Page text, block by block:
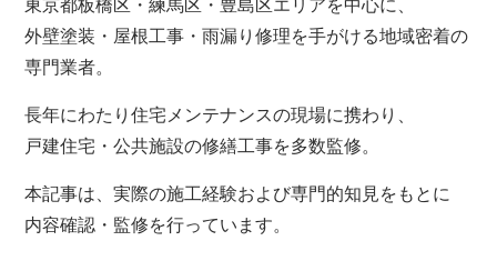
東京都板橋区・練馬区・豊島区エリアを中心に、
外壁塗装・屋根工事・雨漏り修理を手がける地域密着の
専門業者。
長年にわたり住宅メンテナンスの現場に携わり、
戸建住宅・公共施設の修繕工事を多数監修。
本記事は、実際の施工経験および専門的知見をもとに
内容確認・監修を行っています。